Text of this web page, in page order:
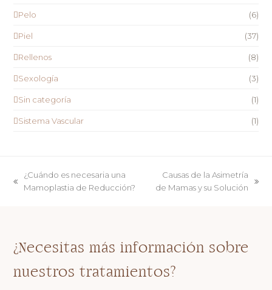
Pelo (6)
Piel (37)
Rellenos (8)
Sexología (3)
Sin categoría (1)
Sistema Vascular (1)
previous
¿Cuándo es necesaria una
Mamoplastia de Reducción?
next
Causas de la Asimetría
de Mamas y su Solución
¿Necesitas más información sobre
nuestros tratamientos?